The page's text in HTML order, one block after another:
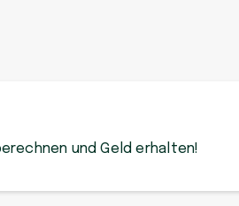
und Geld erhalten!